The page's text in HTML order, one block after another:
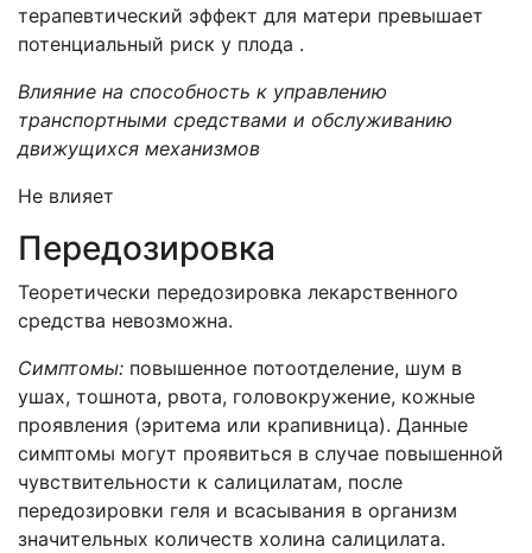
терапевтический эффект для матери превышает
потенциальный риск у плода .
Влияние на способность к управлению
транспортными средствами и обслуживанию
движущихся механизмов
Не влияет
Передозировка
Теоретически передозировка лекарственного
средства невозможна.
Симптомы: повышенное потоотделение, шум в
ушах, тошнота, рвота, головокружение, кожные
проявления (эритема или крапивница). Данные
симптомы могут проявиться в случае повышенной
чувствительности к салицилатам, после
передозировки геля и всасывания в организм
значительных количеств холина салицилата.